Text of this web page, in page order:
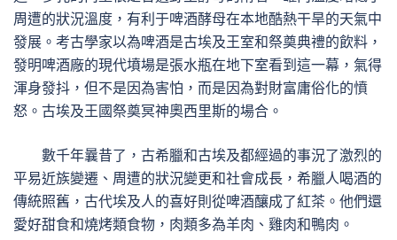
周遭的狀況溫度，有利于啤酒酵母在本地酷熱干旱的天氣中
發展。考古學家以為啤酒是古埃及王室和祭奠典禮的飲料，
發明啤酒廠的現代墳場是張水瓶在地下室看到這一幕，氣得
渾身發抖，但不是因為害怕，而是因為對財富庸俗化的憤
怒。古埃及王國祭奠冥神奧西里斯的場合。
數千年曩昔了，古希臘和古埃及都經過的事況了激烈的
平易近族變遷、周遭的狀況變更和社會成長，希臘人喝酒的
傳統照舊，古代埃及人的喜好則從啤酒釀成了紅茶。他們還
愛好甜食和燒烤類食物，肉類多為羊肉、雞肉和鴨肉。